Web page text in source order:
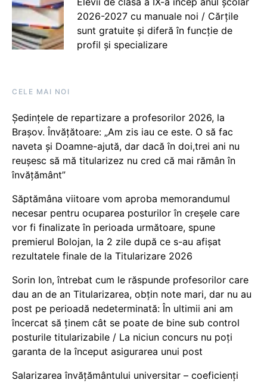
2026-2027 cu manuale noi / Cărțile
sunt gratuite și diferă în funcție de
profil și specializare
CELE MAI NOI
Ședințele de repartizare a profesorilor 2026, la
Brașov. Învățătoare: „Am zis iau ce este. O să fac
naveta și Doamne-ajută, dar dacă în doi,trei ani nu
reușesc să mă titularizez nu cred că mai rămân în
învățământ”
Săptămâna viitoare vom aproba memorandumul
necesar pentru ocuparea posturilor în creșele care
vor fi finalizate în perioada următoare, spune
premierul Bolojan, la 2 zile după ce s-au afișat
rezultatele finale de la Titularizare 2026
Sorin Ion, întrebat cum le răspunde profesorilor care
dau an de an Titularizarea, obțin note mari, dar nu au
post pe perioadă nedeterminată: În ultimii ani am
încercat să ținem cât se poate de bine sub control
posturile titularizabile / La niciun concurs nu poți
garanta de la început asigurarea unui post
Salarizarea învățământului universitar – coeficienți